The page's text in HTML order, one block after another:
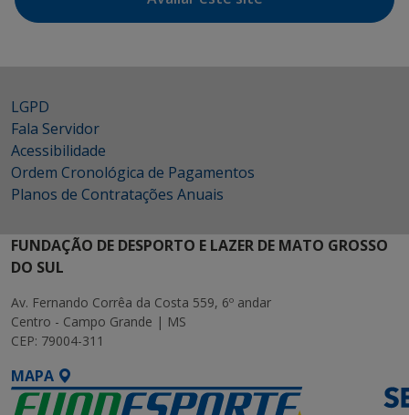
LGPD
Fala Servidor
Acessibilidade
Ordem Cronológica de Pagamentos
Planos de Contratações Anuais
FUNDAÇÃO DE DESPORTO E LAZER DE MATO GROSSO
DO SUL
Av. Fernando Corrêa da Costa 559, 6º andar
Centro - Campo Grande | MS
CEP: 79004-311
MAPA